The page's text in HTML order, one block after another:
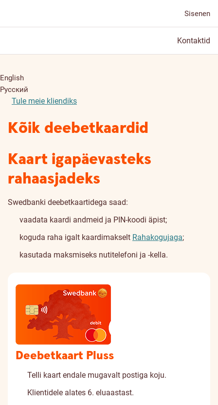
Sisenen
Kontaktid
English
Русский
Tule meie kliendiks
Kõik deebetkaardid
Kaart igapäevasteks
rahaasjadeks
Swedbanki deebetkaartidega saad:
vaadata kaardi andmeid ja PIN-koodi äpist;
koguda raha igalt kaardimakselt Rahakogujaga;
kasutada maksmiseks nutitelefoni ja -kella.
Deebetkaart Pluss
Telli kaart endale mugavalt postiga koju.
Klientidele alates 6. eluaastast.